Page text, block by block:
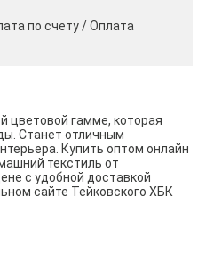
по счету /Оплата
цветовой гамме, которая
Станет отличным
Купить оптом онлайн
текстиль от
с удобной доставкой
сайте Тейковского ХБК